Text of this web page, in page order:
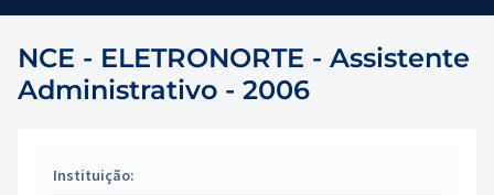
NCE - ELETRONORTE - Assistente
Administrativo - 2006
Instituição: